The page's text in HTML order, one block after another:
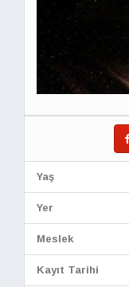
Yaş
Yer
Meslek
Kayıt Tarihi